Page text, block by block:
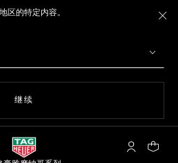
区的特定内容。
继续
My TAG您的